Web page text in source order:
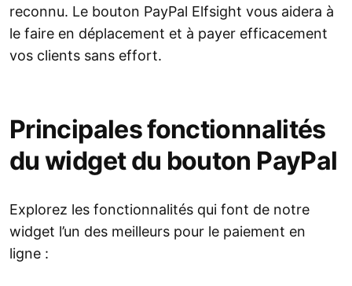
reconnu. Le bouton PayPal Elfsight vous aidera à
le faire en déplacement et à payer efficacement
vos clients sans effort.
Principales fonctionnalités
du widget du bouton PayPal
Explorez les fonctionnalités qui font de notre
widget l’un des meilleurs pour le paiement en
ligne :